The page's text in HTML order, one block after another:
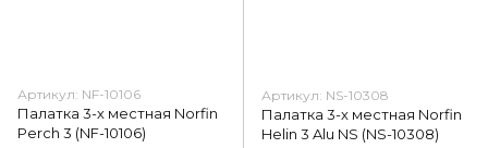
Артикул: NF-10106
Палатка 3-х местная Norfin
Perch 3 (NF-10106)
Артикул: NS-10308
Палатка 3-х местная Norfin
Helin 3 Alu NS (NS-10308)